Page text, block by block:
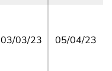
03/03/23 05/04/23